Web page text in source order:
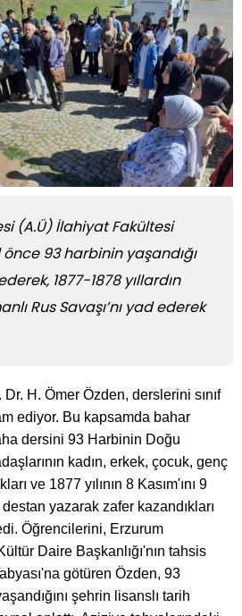
(A.Ü) İlahiyat Fakültesi
önce 93 harbinin yaşandığı
1877-1878 yıllardın
Rus Savaşı’nı yad ederek
H. Ömer Özden, derslerini sınıf
ediyor. Bu kapsamda bahar
dersini 93 Harbinin Doğu
kadın, erkek, çocuk, genç
ve 1877 yılının 8 Kasım'ını 9
yazarak zafer kazandıkları
Öğrencilerini, Erzurum
Daire Başkanlığı'nın tahsis
götüren Özden, 93
şehrin lisanslı tarih